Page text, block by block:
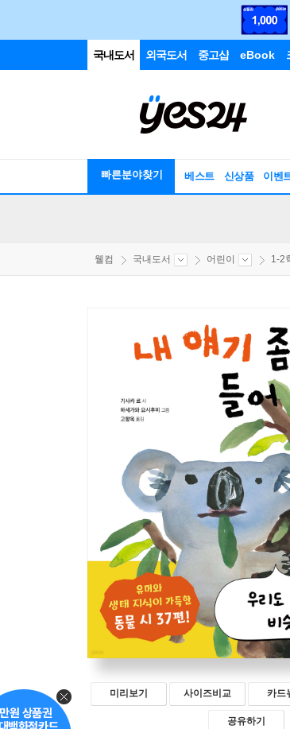
국내도서 외국도서 중고샵 eBook
빠른분야찾기 베스트 신상품 이벤
웰컴 국내도서 어린이 1-2
미리보기 사이즈비교 카드
공유하기